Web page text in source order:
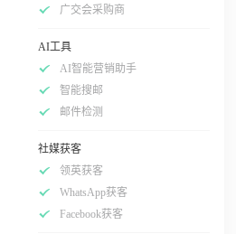
广交会采购商
AI工具
AI智能营销助手
智能搜邮
邮件检测
社媒获客
领英获客
WhatsApp获客
Facebook获客